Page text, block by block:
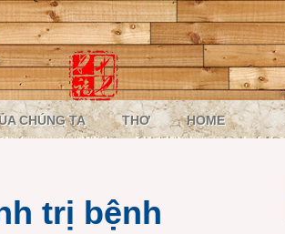
CHÚNG TA THƠ HOME
trị bệnh